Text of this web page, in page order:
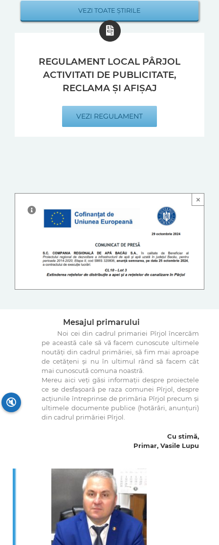
VEZI TOATE ȘTIRILE
REGULAMENT LOCAL PÂRJOL
ACTIVITATI DE PUBLICITATE,
RECLAMA ȘI AFIȘAJ
VEZI REGULAMENT
×
Mesajul primarului
Noi cei din cadrul primariei Pîrjol încercăm
pe această cale să vă facem cunoscute ultimele
noutăți din cadrul primăriei, să fim mai aproape
de cetățeni și nu în ultimul rând să facem cât
mai cunoscută comuna noastră.
Mereu aici veți găsi informații despre proiectele
ce se desfașoară pe raza comunei Pîrjol, despre
acțiunile întreprinse de primăria Pîrjol precum și
ultimele documente publice (hotărâri, anunțuri)
din cadrul primăriei Pîrjol.
Cu stimă,
Primar, Vasile Lupu
🔇